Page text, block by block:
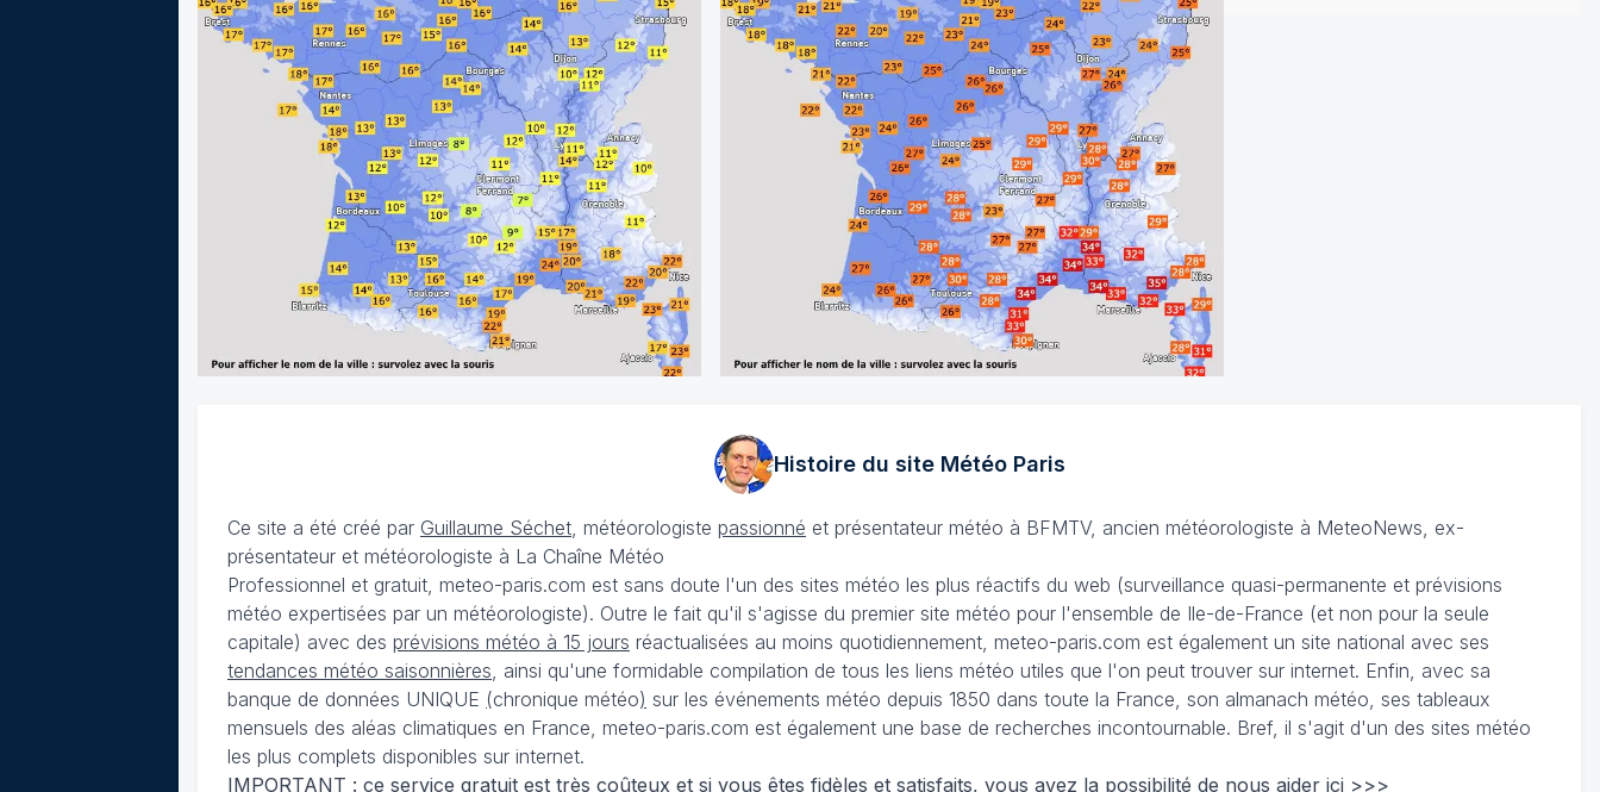
Histoire du site MétéoParis
Ce site a été créé par Guillaume Séchet, météorologiste passionné et présentateur météo à BFMTV, ancien météorologiste à MeteoNews, ex-
présentateur et météorologiste à La Chaîne Météo
Professionnel et gratuit, meteo-paris.com est sans doute l'un des sites météo les plus réactifs du web (surveillance quasi-permanente et prévisions
météo expertisées par un météorologiste). Outre le fait qu'il s'agisse du premier site météo pour l'ensemble de Ile-de-France (et non pour la seule
capitale) avec des prévisions météo à 15 jours réactualisées au moins quotidiennement, meteo-paris.com est également un site national avec ses
tendances météo saisonnières, ainsi qu'une formidable compilation de tous les liens météo utiles que l'on peut trouver sur internet. Enfin, avec sa
banque de données UNIQUE (chronique météo) sur les événements météo depuis 1850 dans toute la France, son almanach météo, ses tableaux
mensuels des aléas climatiques en France, meteo-paris.com est également une base de recherches incontournable. Bref, il s'agit d'un des sites météo
les plus complets disponibles sur internet.
IMPORTANT : ce service gratuit est très coûteux et si vous êtes fidèles et satisfaits, vous avez la possibilité de nous aider ici >>>